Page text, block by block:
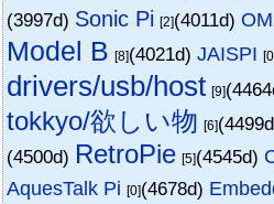
(3997d) Sonic Pi [2](4011d)
Model B [8](4021d)JAISPI
drivers/usb/host [9]
tokkyo/欲しい物 [6]
(4500d) RetroPie [5](4545d)
AquesTalk Pi [0](4678d)